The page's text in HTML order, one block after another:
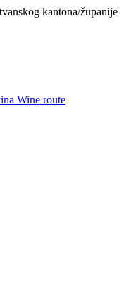
kantona/županije